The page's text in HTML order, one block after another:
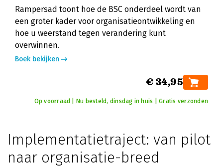
Rampersad toont hoe de BSC onderdeel wordt van
een groter kader voor organisatieontwikkeling en
hoe u weerstand tegen verandering kunt
overwinnen.
Boek bekijken
€ 34,95
Op voorraad | Nu besteld, dinsdag in huis | Gratis verzonden
Implementatietraject: van pilot
naar organisatie-breed